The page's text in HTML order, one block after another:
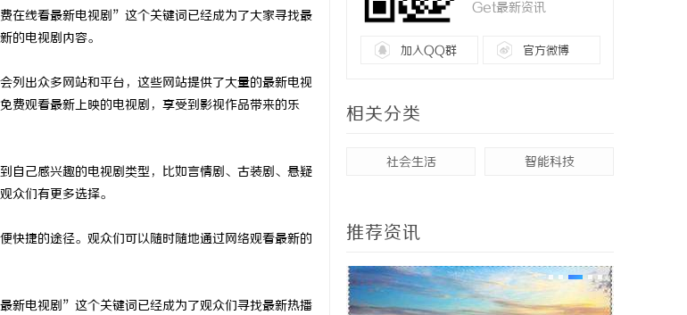
在线看最新电视剧”这个关键词已经成为了大家寻找最
的电视剧内容。
出众多网站和平台，这些网站提供了大量的最新电视
费观看最新上映的电视剧，享受到影视作品带来的乐
己感兴趣的电视剧类型，比如言情剧、古装剧、悬疑
众们有更多选择。
捷的途径。观众们可以随时随地通过网络观看最新的
新电视剧”这个关键词已经成为了观众们寻找最新热播
Get最新资讯
加入QQ群 官方微博
相关分类
社会生活 智能科技
推荐资讯